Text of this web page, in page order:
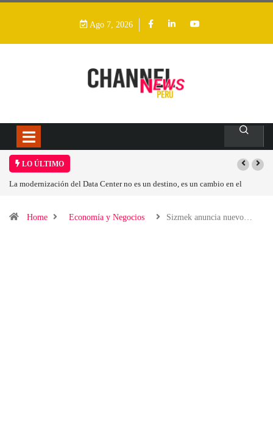
Ago 7, 2026
LO ÚLTIMO
no es un destino, es un cambio en el Los ingresos por
Home Economía y Negocios Sizmek anuncia nuevo…